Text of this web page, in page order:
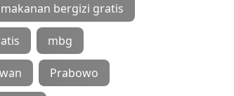
makanan bergizi gratis
mbg
Prabowo